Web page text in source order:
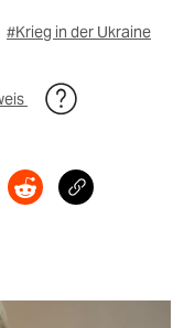
#Krieg in der Ukraine